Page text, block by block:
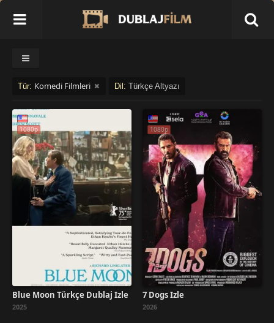
Tür: Komedi Filmleri Dil: Türkçe Altyazı
1080p
Blue Moon Türkçe Dublaj İzle
2025
1080p
7 Dogs İzle
2026